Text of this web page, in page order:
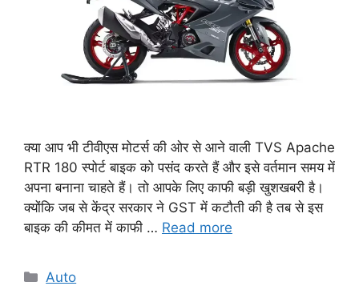
क्या आप भी टीवीएस मोटर्स की ओर से आने वाली TVS Apache
RTR 180 स्पोर्ट बाइक को पसंद करते हैं और इसे वर्तमान समय में
अपना बनाना चाहते हैं। तो आपके लिए काफी बड़ी खुशखबरी है।
क्योंकि जब से केंद्र सरकार ने GST में कटौती की है तब से इस
बाइक की कीमत में काफी … Read more
Categories
Auto